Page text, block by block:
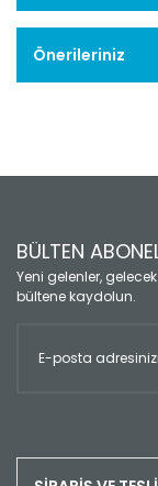
Önerileriniz
BÜLTEN
Yeni gelenler,
bültene kaydolun.